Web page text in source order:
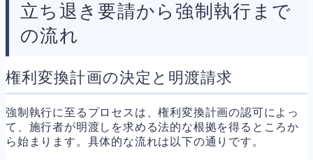
立ち退き要請から強制執行まで
の流れ
権利変換計画の決定と明渡請求
強制執行に至るプロセスは、権利変換計画の認可によっ
て、施行者が明渡しを求める法的な根拠を得るところか
ら始まります。具体的な流れは以下の通りです。